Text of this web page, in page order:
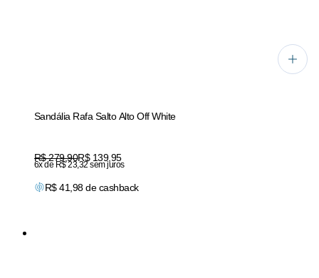
Sandália Rafa Salto Alto Off White
Original price:
R$ 279,90Price:
R$ 139,95
6x de R$ 23,32 sem juros
R$41,98de cashback